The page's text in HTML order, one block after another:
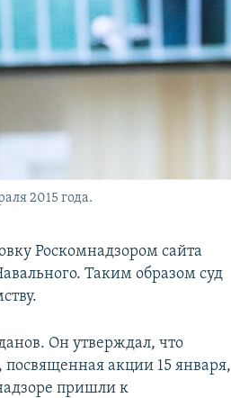
2015 года.
Роскомнадзором сайта
Таким образом суд
Он утверждал, что
акции 15 января,
пришли к